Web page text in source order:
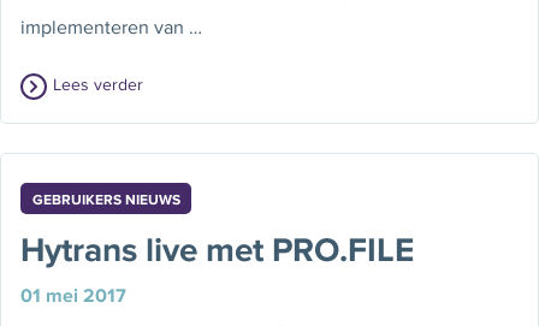
implementeren van …
Lees verder
GEBRUIKERS NIEUWS
Hytrans live met PRO.FILE
01 mei 2017